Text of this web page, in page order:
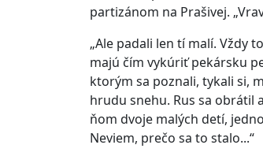
partizánom na Prašivej.
„Ale padali len tí malí. Vždy
majú čím vykúriť pekársku
ktorým sa poznali, tykali si,
hrudu snehu. Rus sa obrátil
ňom dvoje malých detí,
Neviem, prečo sa to stalo...“